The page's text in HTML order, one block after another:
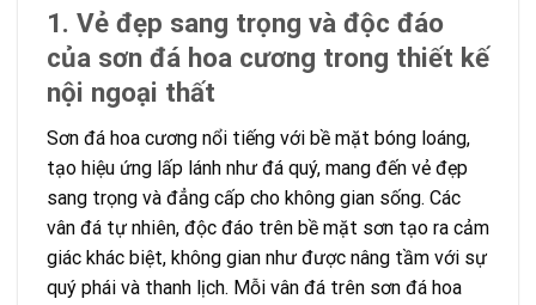
1. Vẻ đẹp sang trọng và độc đáo
của sơn đá hoa cương trong thiết kế
nội ngoại thất
Sơn đá hoa cương nổi tiếng với bề mặt bóng loáng,
tạo hiệu ứng lấp lánh như đá quý, mang đến vẻ đẹp
sang trọng và đẳng cấp cho không gian sống. Các
vân đá tự nhiên, độc đáo trên bề mặt sơn tạo ra cảm
giác khác biệt, không gian như được nâng tầm với sự
quý phái và thanh lịch. Mỗi vân đá trên sơn đá hoa